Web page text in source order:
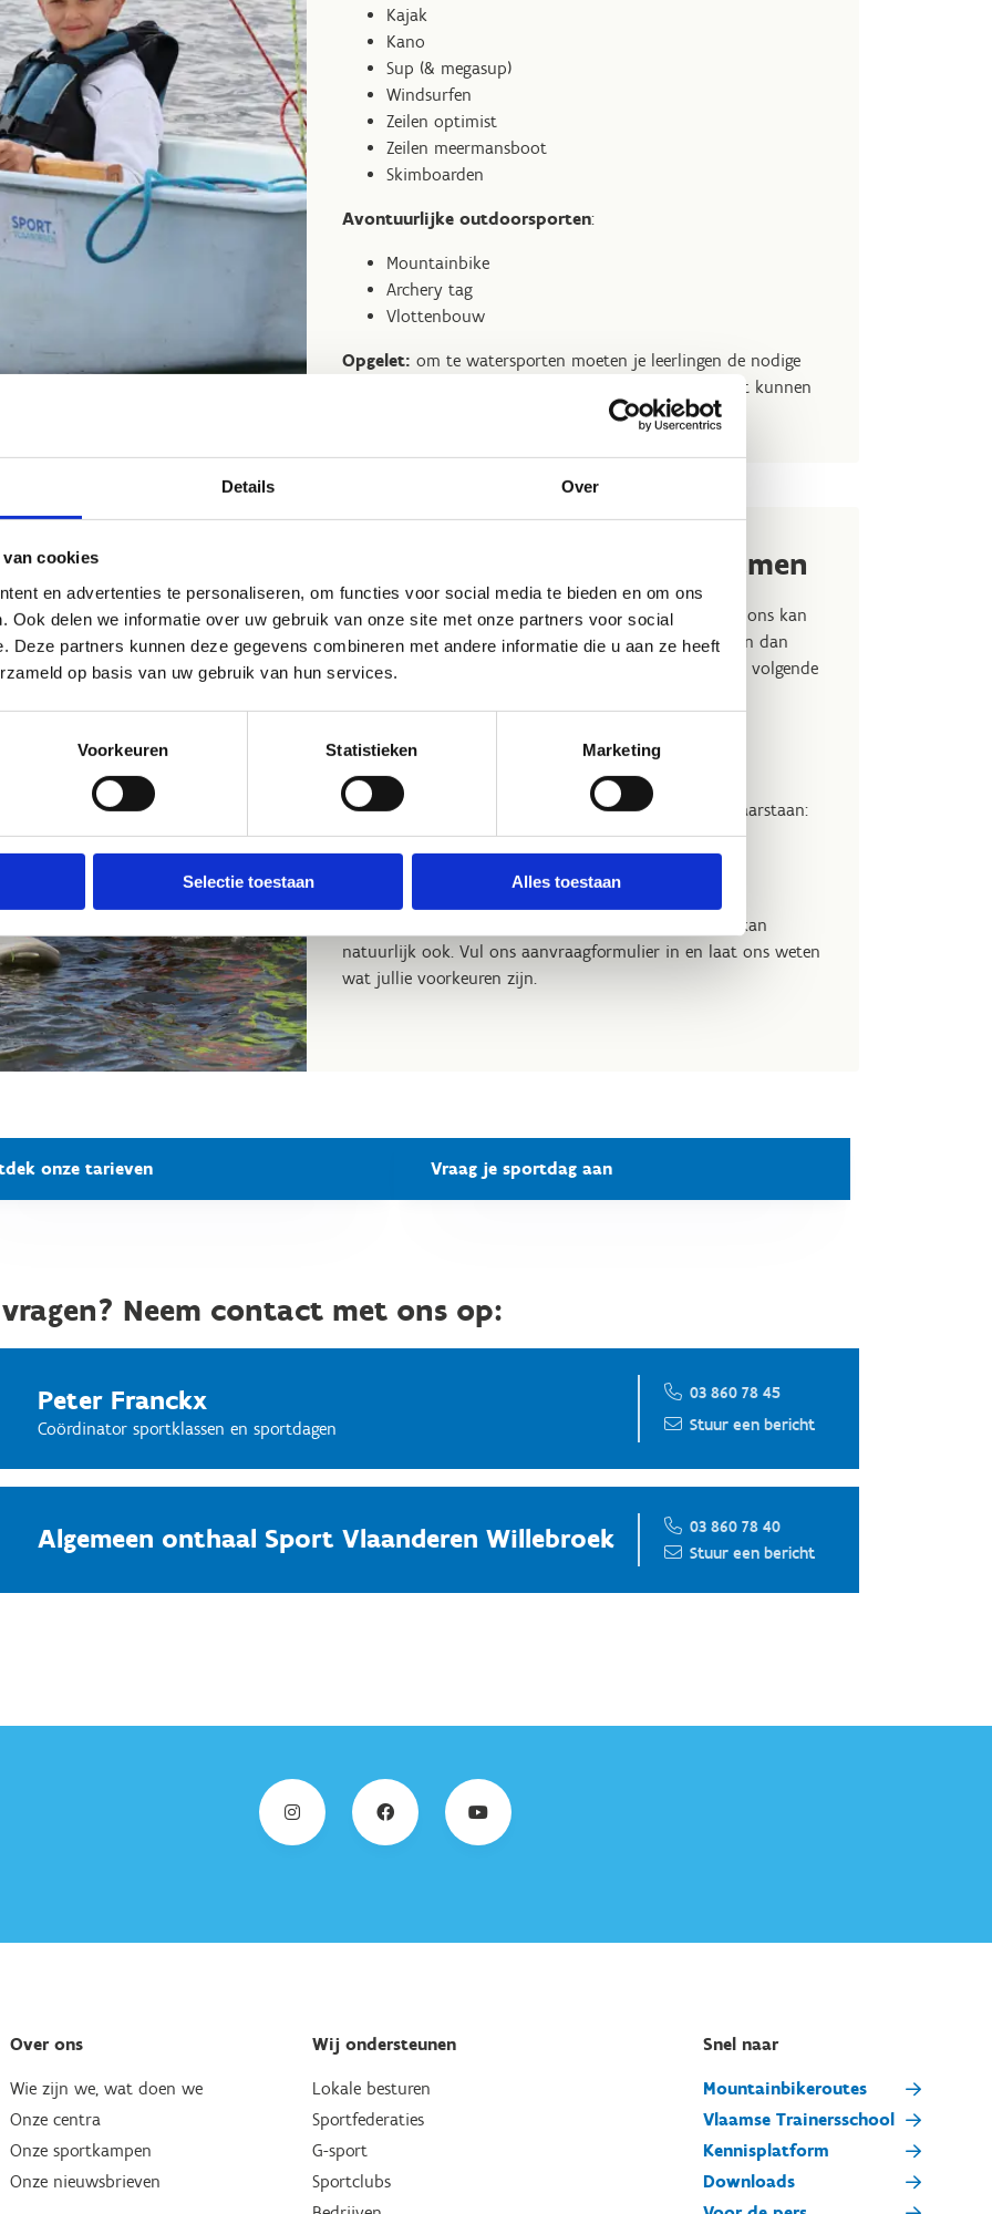
Details Over
cookies
en advertenties te personaliseren, om functies voor social media te bieden en om ons
Ook delen we informatie over uw gebruik van onze site met onze partners voor social
Deze partners kunnen deze gegevens combineren met andere informatie die u aan ze heeft
op basis van uw gebruik van hun services.
Voorkeuren Statistieken Marketing
Selectie toestaan Alles toestaan
Kajak
Kano
Sup (& megasup)
Windsurfen
Zeilen optimist
Zeilen meermansboot
Skimboarden
Avontuurlijke outdoorsporten:
Mountainbike
Archery tag
Vlottenbouw
Opgelet: om te watersporten moeten je leerlingen de nodige
zwemvaardigheden hebben. Vanaf 7 leerlingen die niet kunnen
zwemmen kan er een alternatief voorzien worden.
Stel zelf jouw programma samen
We geven je al graag een idee hoe een sportdag er bij ons kan
uitzien. Je hebt bijvoorbeeld een klas met 24 leerlingen dan
splitsen wij de groep in 2 en staat er voor groep 1 het volgende
09u00-12u00: initiatie zeilen
Voor groep 2 hebben we het volgende programma klaarstaan:
09u00-12u00: initiatie kajak
13u00-16u00: initiatie sup
Wil iedereen graag dezelfde sporten ontdekken? Dat kan
natuurlijk ook. Vul ons aanvraagformulier in en laat ons weten
wat jullie voorkeuren zijn.
onze tarieven Vraag je sportdag aan
Neem contact met ons op:
Peter Franckx
Coördinator sportklassen en sportdagen
03 860 78 45
Stuur een bericht
Algemeen onthaal Sport Vlaanderen Willebroek
03 860 78 40
Stuur een bericht
Over ons
Wie zijn we, wat doen we
Onze centra
Onze sportkampen
Onze nieuwsbrieven
Wij ondersteunen
Lokale besturen
Sportfederaties
G-sport
Sportclubs
Snel naar
Mountainbikeroutes
Vlaamse Trainersschool
Kennisplatform
Downloads